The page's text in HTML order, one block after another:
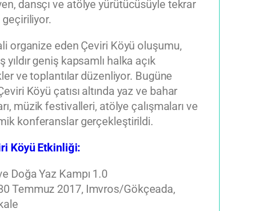
dansçı ve atölye yürütücüsüyle tekrar
geçiriliyor.
organize eden Çeviri Köyü oluşumu,
yıldır geniş kapsamlı halka açık
ve toplantılar düzenliyor. Bugüne
Köyü çatısı altında yaz ve bahar
müzik festivalleri, atölye çalışmaları ve
konferanslar gerçekleştirildi.
Köyü Etkinliği:
Doğa Yaz Kampı 1.0
Temmuz 2017, Imvros/Gökçeada,